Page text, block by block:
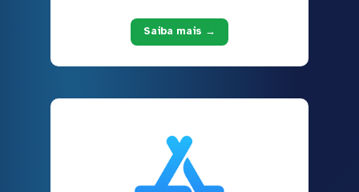
Saiba mais →